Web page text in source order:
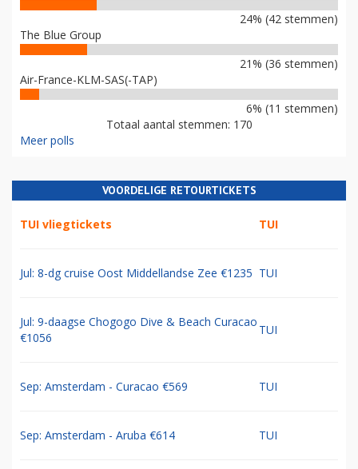
24% (42 stemmen)
The Blue Group
21% (36 stemmen)
Air-France-KLM-SAS(-TAP)
6% (11 stemmen)
Totaal aantal stemmen: 170
Meer polls
VOORDELIGE RETOURTICKETS
TUI vliegtickets TUI
Jul: 8-dg cruise Oost Middellandse Zee €1235 TUI
Jul: 9-daagse Chogogo Dive & Beach Curacao
€1056
TUI
Sep: Amsterdam - Curacao €569 TUI
Sep: Amsterdam - Aruba €614 TUI